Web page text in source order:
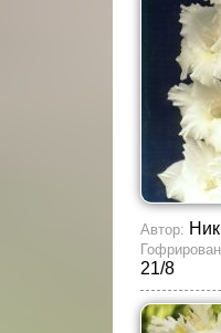
Автор:
21/8